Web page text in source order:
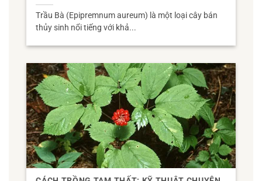
Trầu Bà (Epipremnum aureum) là một loại cây bán
thủy sinh nổi tiếng với khả...